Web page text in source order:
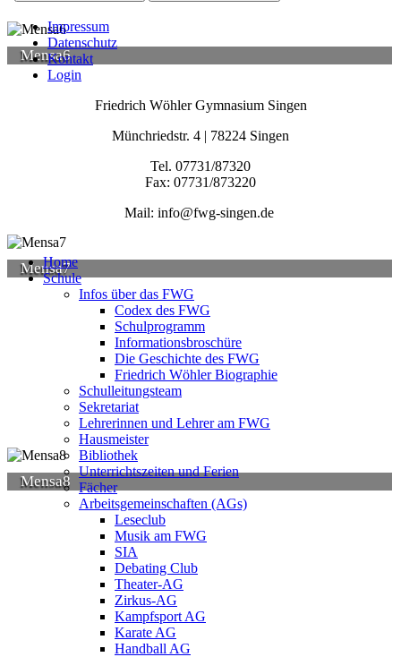
Mensa6
Mensa7
Mensa8
Impressum
Datenschutz
Kontakt
Login
Friedrich Wöhler Gymnasium Singen
Münchriedstr. 4 | 78224 Singen
Tel. 07731/87320
Fax: 07731/873220
Mail: info@fwg-singen.de
Home
Schule
Infos über das FWG
Codex des FWG
Schulprogramm
Informationsbroschüre
Die Geschichte des FWG
Friedrich Wöhler Biographie
Schulleitungsteam
Sekretariat
Lehrerinnen und Lehrer am FWG
Hausmeister
Bibliothek
Unterrichtszeiten und Ferien
Fächer
Arbeitsgemeinschaften (AGs)
Leseclub
Musik am FWG
SIA
Debating Club
Theater-AG
Zirkus-AG
Kampfsport AG
Karate AG
Handball AG